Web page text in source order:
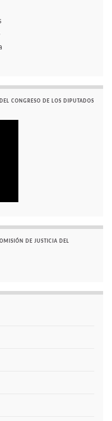
CONGRESO DE LOS DIPUTADOS
DE JUSTICIA DEL